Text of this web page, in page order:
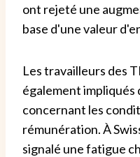
ont rejeté une
base d'une valeur
Les travailleurs des
également impliqués
concernant les
rémunération. À
signalé une fatigue